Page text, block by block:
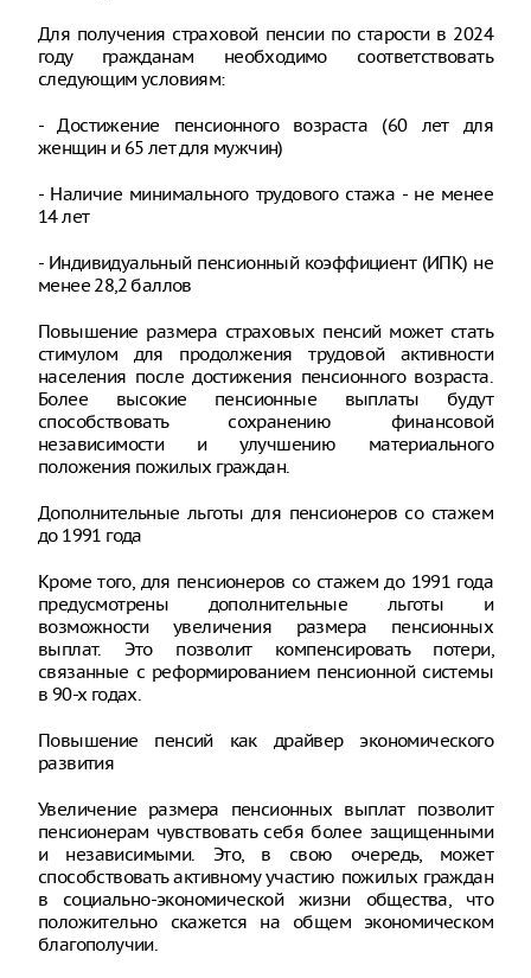
Для получения страховой пенсии по старости в 2024
году гражданам необходимо соответствовать
следующим условиям:
- Достижение пенсионного возраста (60 лет для
женщин и 65 лет для мужчин)
- Наличие минимального трудового стажа - не менее
14 лет
- Индивидуальный пенсионный коэффициент (ИПК) не
менее 28,2 баллов
Повышение размера страховых пенсий может стать
стимулом для продолжения трудовой активности
населения после достижения пенсионного возраста.
Более высокие пенсионные выплаты будут
способствовать сохранению финансовой
независимости и улучшению материального
положения пожилых граждан.
Дополнительные льготы для пенсионеров со стажем
до 1991 года
Кроме того, для пенсионеров со стажем до 1991 года
предусмотрены дополнительные льготы и
возможности увеличения размера пенсионных
выплат. Это позволит компенсировать потери,
связанные с реформированием пенсионной системы
в 90-х годах.
Повышение пенсий как драйвер экономического
развития
Увеличение размера пенсионных выплат позволит
пенсионерам чувствовать себя более защищенными
и независимыми. Это, в свою очередь, может
способствовать активному участию пожилых граждан
в социально-экономической жизни общества, что
положительно скажется на общем экономическом
благополучии.